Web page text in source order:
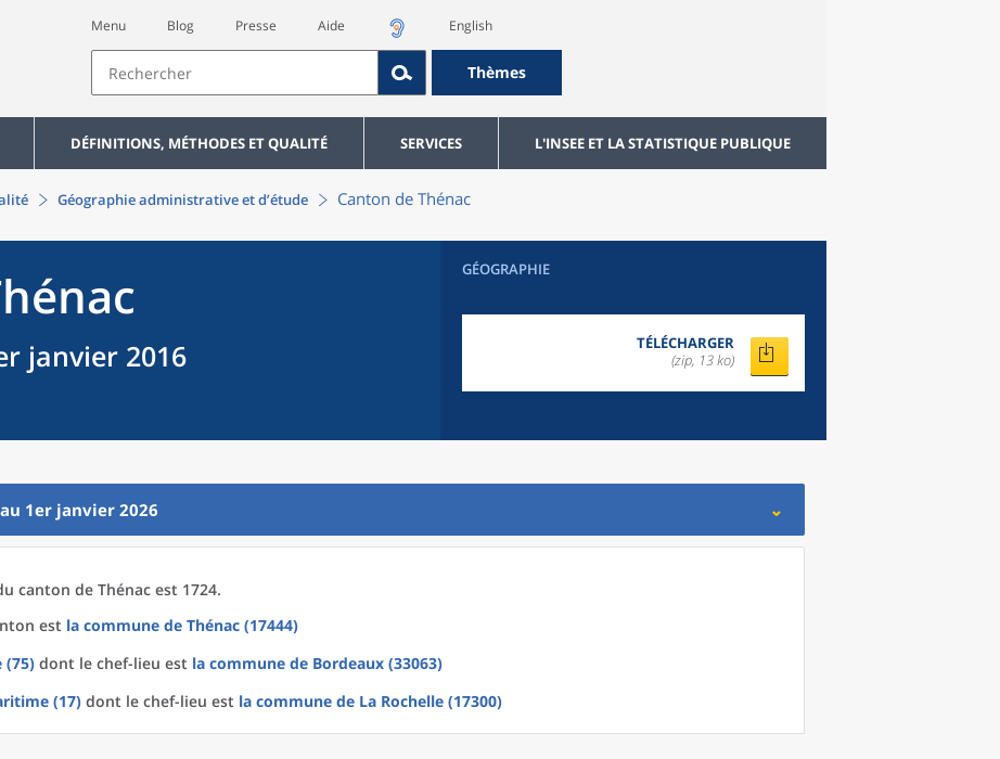
Menu Blog Presse Aide English
Thèmes
DÉFINITIONS, MÉTHODES ET QUALITÉ SERVICES L'INSEE ET LA STATISTIQUE PUBLIQUE
Géographie administrative et d’étude Canton de Thénac
janvier 2016
GÉOGRAPHIE
TÉLÉCHARGER
(zip, 13 ko)
1er janvier 2026
canton de Thénac est 1724.
est la commune de Thénac (17444)
(75) dont le chef-lieu est la commune de Bordeaux (33063)
(17) dont le chef-lieu est la commune de La Rochelle (17300)